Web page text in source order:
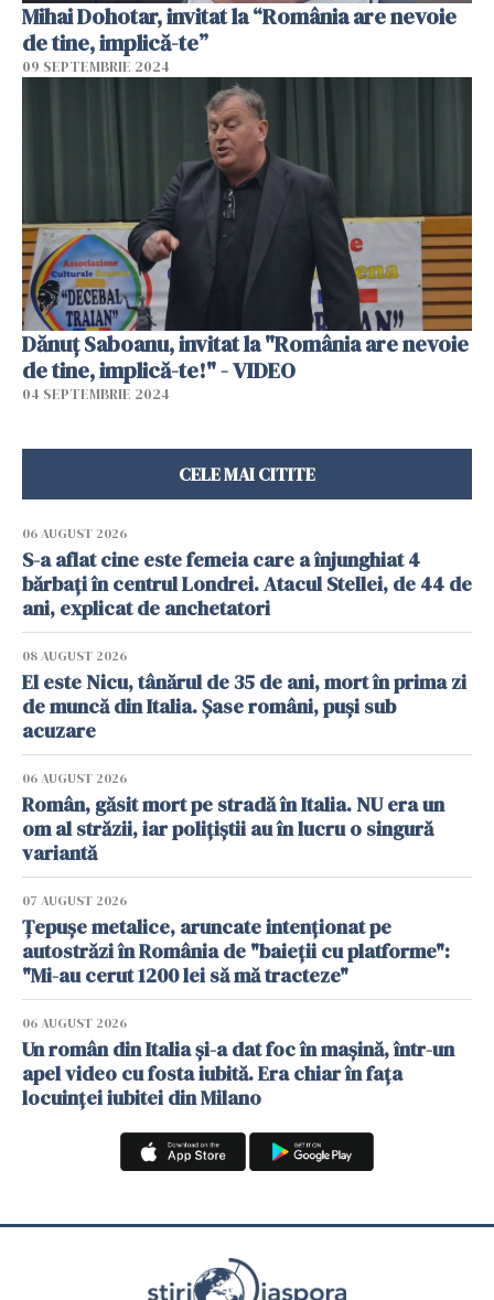
Mihai Dohotar, invitat la “România are nevoie
de tine, implică-te”
09 SEPTEMBRIE 2024
Dănuț Saboanu, invitat la "România are nevoie
de tine, implică-te!" - VIDEO
04 SEPTEMBRIE 2024
CELE MAI CITITE
06 AUGUST 2026
S-a aflat cine este femeia care a înjunghiat 4
bărbați în centrul Londrei. Atacul Stellei, de 44 de
ani, explicat de anchetatori
08 AUGUST 2026
El este Nicu, tânărul de 35 de ani, mort în prima zi
de muncă din Italia. Șase români, puși sub
acuzare
06 AUGUST 2026
Român, găsit mort pe stradă în Italia. NU era un
om al străzii, iar polițiștii au în lucru o singură
variantă
07 AUGUST 2026
Țepușe metalice, aruncate intenționat pe
autostrăzi în România de "baieții cu platforme":
"Mi-au cerut 1200 lei să mă tracteze"
06 AUGUST 2026
Un român din Italia și-a dat foc în mașină, într-un
apel video cu fosta iubită. Era chiar în fața
locuinței iubitei din Milano